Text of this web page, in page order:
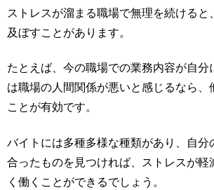
ストレスが溜まる職場で無理を続けると
及ぼすことがあります。
たとえば、今の職場での業務内容が自分
は職場の人間関係が悪いと感じるなら、
ことが有効です。
バイトには多種多様な種類があり、自分
合ったものを見つければ、ストレスが軽
く働くことができるでしょう。